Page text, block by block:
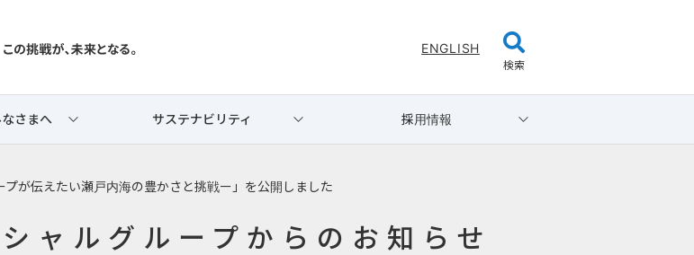
ENGLISH
検索
さまへ サステナビリティ 採用情報
が伝えたい瀬戸内海の豊かさと挑戦ー」を公開しました
ャルグループからのお知らせ